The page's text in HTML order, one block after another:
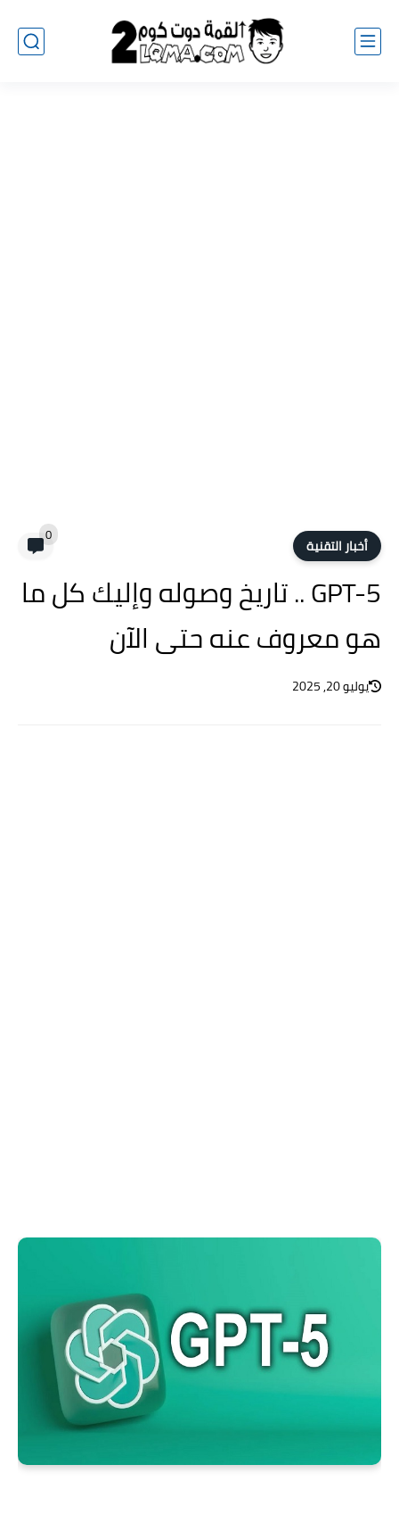
أخبار التقنية 0
GPT-5 .. تاريخ وصوله وإليك كل ما
هو معروف عنه حتى الآن
يوليو 20, 2025